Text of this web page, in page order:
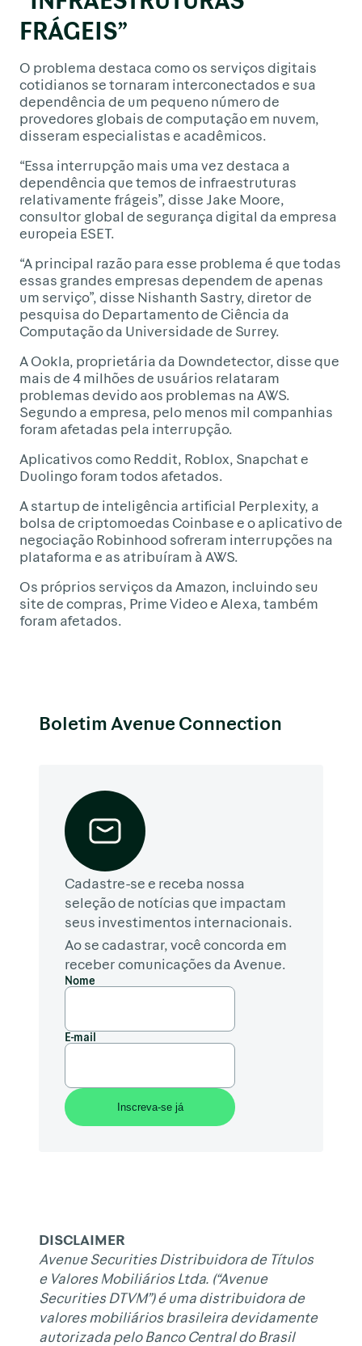
FRÁGEIS”
O problema destaca como os serviços digitais
cotidianos se tornaram interconectados e sua
dependência de um pequeno número de
provedores globais de computação em nuvem,
disseram especialistas e acadêmicos.
“Essa interrupção mais uma vez destaca a
dependência que temos de infraestruturas
relativamente frágeis”, disse Jake Moore,
consultor global de segurança digital da empresa
europeia ESET.
“A principal razão para esse problema é que todas
essas grandes empresas dependem de apenas
um serviço”, disse Nishanth Sastry, diretor de
pesquisa do Departamento de Ciência da
Computação da Universidade de Surrey.
A Ookla, proprietária da Downdetector, disse que
mais de 4 milhões de usuários relataram
problemas devido aos problemas na AWS.
Segundo a empresa, pelo menos mil companhias
foram afetadas pela interrupção.
Aplicativos como Reddit, Roblox, Snapchat e
Duolingo foram todos afetados.
A startup de inteligência artificial Perplexity, a
bolsa de criptomoedas Coinbase e o aplicativo de
negociação Robinhood sofreram interrupções na
plataforma e as atribuíram à AWS.
Os próprios serviços da Amazon, incluindo seu
site de compras, Prime Video e Alexa, também
foram afetados.
Boletim Avenue Connection
Cadastre-se e receba nossa
seleção de notícias que impactam
seus investimentos internacionais.
Ao se cadastrar, você concorda em
receber comunicações da Avenue.
Nome
E-mail
DISCLAIMER
Avenue Securities Distribuidora de Títulos
e Valores Mobiliários Ltda. (“Avenue
Securities DTVM”) é uma distribuidora de
valores mobiliários brasileira devidamente
autorizada pelo Banco Central do Brasil